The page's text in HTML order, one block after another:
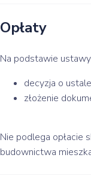
Opłaty
Na podstawie
decyzja o
złożenie
Nie podlega opłacie
budownictwa